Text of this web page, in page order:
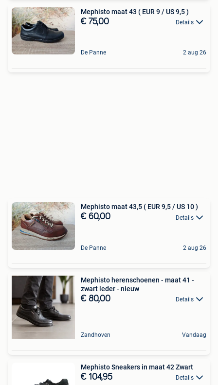
Mephisto maat 43 ( EUR 9 / US 9,5 )
€ 75,00 Details
De Panne 2 aug 26
Mephisto maat 43,5 ( EUR 9,5 / US 10 )
€ 60,00 Details
De Panne 2 aug 26
Mephisto herenschoenen - maat 41 -
zwart leder - nieuw
€ 80,00 Details
Zandhoven Vandaag
Mephisto Sneakers in maat 42 Zwart
€ 104,95 Details